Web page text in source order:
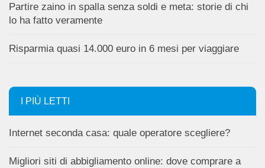
Partire zaino in spalla senza soldi e meta: storie di chi
lo ha fatto veramente
Risparmia quasi 14.000 euro in 6 mesi per viaggiare
I PIÙ LETTI
Internet seconda casa: quale operatore scegliere?
Migliori siti di abbigliamento online: dove comprare a